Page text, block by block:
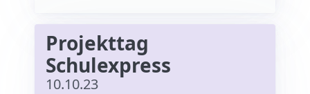
Projekttag
Schulexpress
10.10.23